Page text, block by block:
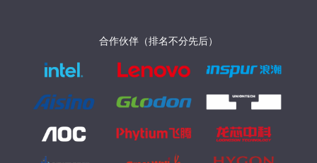
合作伙伴（排名不分先后）